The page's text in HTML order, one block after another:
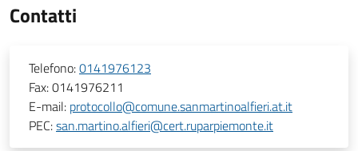
Contatti
Telefono:0141976123
Fax:0141976211
E-mail: protocollo@comune.sanmartinoalfieri.at.it
PEC:san.martino.alfieri@cert.ruparpiemonte.it